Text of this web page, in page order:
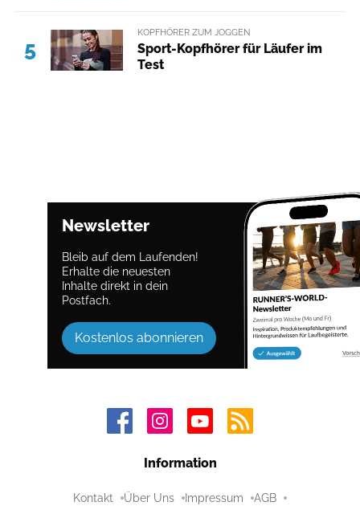
5
KOPFHÖRER ZUM JOGGEN
Sport-Kopfhörer für Läufer im
Test
Newsletter
Bleib auf dem Laufenden!
Erhalte die neuesten
Inhalte direkt in dein
Postfach.
Kostenlos abonnieren
Information
Kontakt Über Uns Impressum AGB